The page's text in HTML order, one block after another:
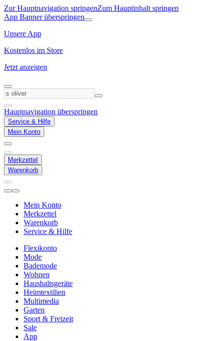
Zur Hauptnavigation springenZum Hauptinhalt springen
App Banner überspringen
Unsere App
Kostenlos im Store
Jetzt anzeigen
Hauptnavigation überspringen
Service & Hilfe
Mein Konto
Merkzettel
Warenkorb
Mein Konto
Merkzettel
Warenkorb
Service & Hilfe
Flexikonto
Mode
Bademode
Wohnen
Haushaltsgeräte
Heimtextilien
Multimedia
Garten
Sport & Freizeit
Sale
App